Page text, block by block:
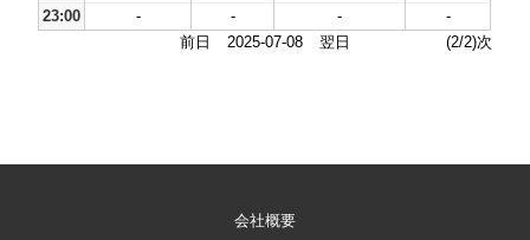
23:00
- - -
-
前日
2025-07-08 翌日 (2/2)次
会社概要